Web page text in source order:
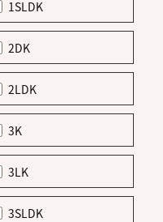
1SLDK
2DK
2LDK
3K
3LK
3SLDK